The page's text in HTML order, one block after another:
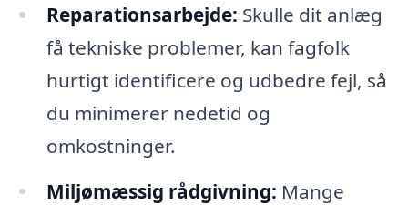
Reparationsarbejde: Skulle dit anlæg
få tekniske problemer, kan fagfolk
hurtigt identificere og udbedre fejl, så
du minimerer nedetid og
omkostninger.
Miljømæssig rådgivning: Mange